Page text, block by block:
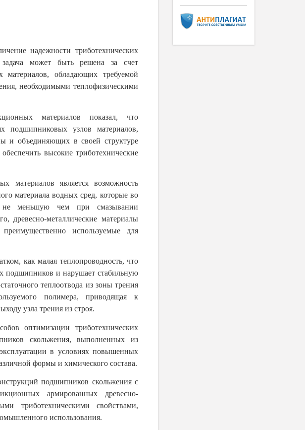
надежности триботехнических
может быть решена за счет
материалов, обладающих требуемой
необходимыми теплофизическими
материалов показал, что
подшипниковых узлов материалов,
и объединяющих в своей структуре
высокие триботехнические
материалов является возможность
материала водных сред, которые во
не меньшую чем при смазывании
древесно-металлические материалы
используемые для
как малая теплопроводность, что
подшипников и нарушает стабильную
теплоотвода из зоны трения
полимера, приводящая к
узла трения из строя.
оптимизации триботехнических
скольжения, выполненных из
в условиях повышенных
формы и химического состава.
подшипников скольжения с
армированных древесно-
триботехническими свойствами,
использования.